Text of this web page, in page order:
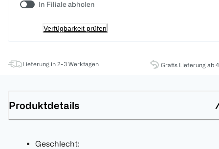
In Filiale abholen
Verfügbarkeit prüfen
Lieferung in 2-3 Werktagen Gratis Lieferung ab
Produktdetails
Geschlecht: